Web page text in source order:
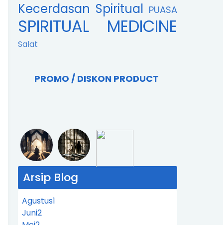
Kecerdasan Spiritual PUASA
SPIRITUAL MEDICINE
Salat
PROMO / DISKON PRODUCT
Arsip Blog
Agustus1
Juni2